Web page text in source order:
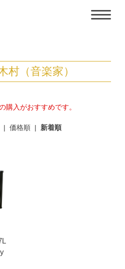
村（音楽家）
購入がおすすめです。
| 価格順 | 新着順